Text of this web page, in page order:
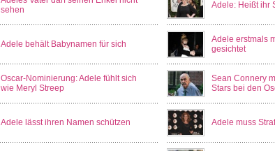
sehen
Adele: Heißt ihr
Adele behält Babynamen für sich
Adele erstmals
gesichtet
Oscar-Nominierung: Adele fühlt sich
wie Meryl Streep
Sean Connery
Stars bei den
Adele lässt ihren Namen schützen Adele muss